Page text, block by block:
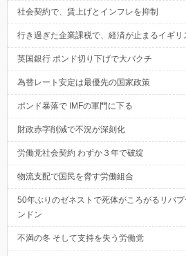
社会契約で、賃上げとインフレを抑制
行き過ぎた企業課税で、経済が止まるイギリ
英国銀行 ポンド切り下げで大バクチ
為替レート安定は最優先の国家政策
ポンド暴落で IMFの軍門に下る
財政赤字削減で不況が深刻化
労働党社会契約 わずか３年で破綻
物流支配で国民を脅す労働組合
50年ぶりのゼネストで死体がころがるリバ
ンドン
不満の冬 そして支持を失う労働党